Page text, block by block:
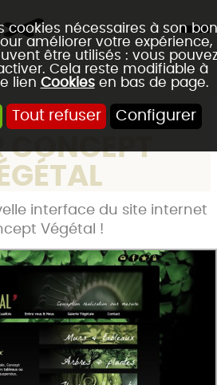
cookies nécessaires à son bon
améliorer votre expérience,
être utilisés : vous
Cela reste modifiable à
lien Cookiesen bas de page.
Tout refuser Configurer
GRAPHISME
CONCEPT
interface du site internet
Végétal !